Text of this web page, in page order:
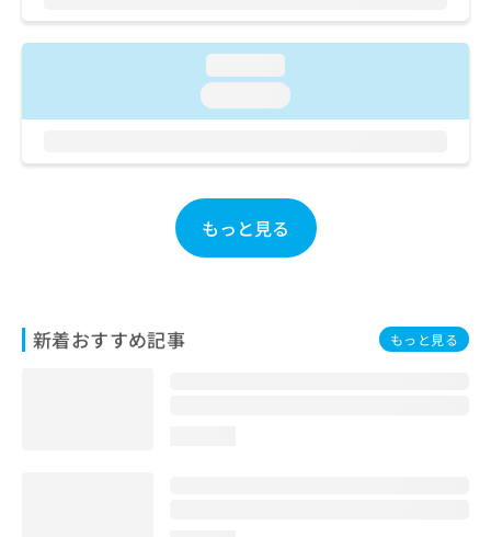
もっと見る
新着おすすめ記事 もっと見る
せ
こ